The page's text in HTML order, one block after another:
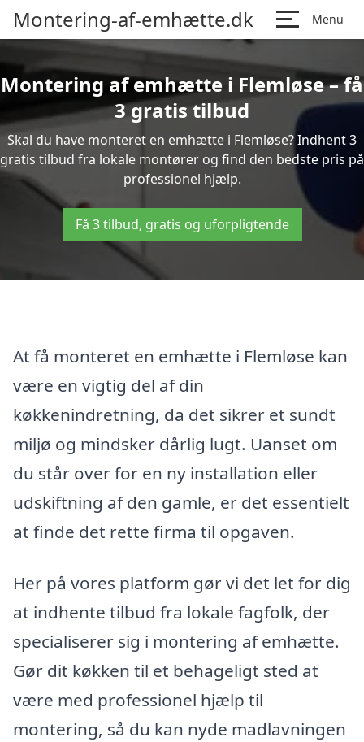
Montering-af-emhætte.dk Menu
Montering af emhætte i Flemløse – få
3 gratis tilbud
Skal du have monteret en emhætte i Flemløse? Indhent 3
gratis tilbud fra lokale montører og find den bedste pris på
professionel hjælp.
Få 3 tilbud, gratis og uforpligtende
At få monteret en emhætte i Flemløse kan
være en vigtig del af din
køkkenindretning, da det sikrer et sundt
miljø og mindsker dårlig lugt. Uanset om
du står over for en ny installation eller
udskiftning af den gamle, er det essentielt
at finde det rette firma til opgaven.
Her på vores platform gør vi det let for dig
at indhente tilbud fra lokale fagfolk, der
specialiserer sig i montering af emhætte.
Gør dit køkken til et behageligt sted at
være med professionel hjælp til
montering, så du kan nyde madlavningen